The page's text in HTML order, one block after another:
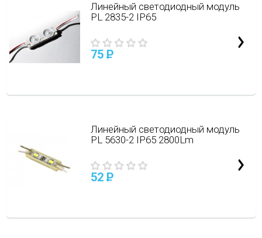
Линейный светодиодный модуль
PL 2835-2 IP65
75 P
Линейный светодиодный модуль
PL 5630-2 IP65 2800Lm
52 P